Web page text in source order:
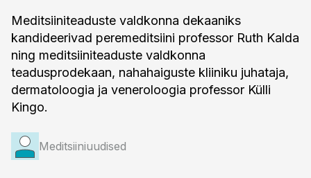
Meditsiiniteaduste valdkonna dekaaniks
kandideerivad peremeditsiini professor Ruth Kalda
ning meditsiiniteaduste valdkonna
teadusprodekaan, nahahaiguste kliiniku juhataja,
dermatoloogia ja veneroloogia professor Külli
Kingo.
Meditsiiniuudised